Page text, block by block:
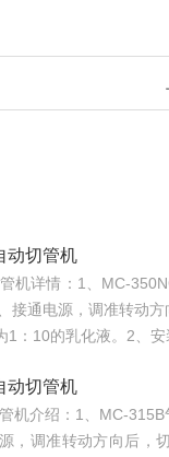
动切管机
机详情：1、MC-
接通电源，调准转动
1：10的乳化液。2、
动切管机
机介绍：1、MC-315B
，调准转动方向后，